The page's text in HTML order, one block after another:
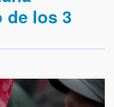
de los 3